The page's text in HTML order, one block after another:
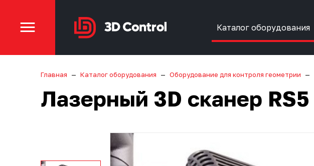
Каталог оборудования
Главная Каталог оборудования Оборудование для контроля геометрии
Лазерный 3D сканер RS5